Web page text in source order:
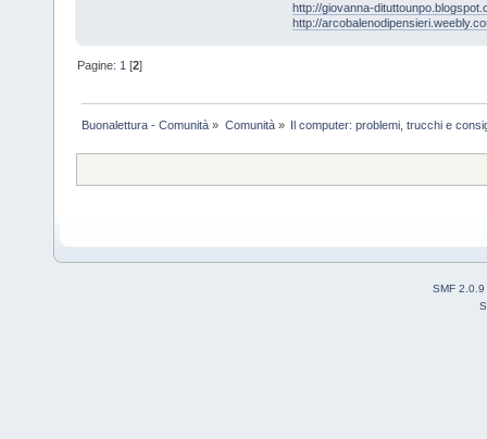
http://giovanna-
http://
Pagine: 1 [2]
Buonalettura - Comunità » Comunità» Il computer: problemi, trucchi e
SMF 2.0.9